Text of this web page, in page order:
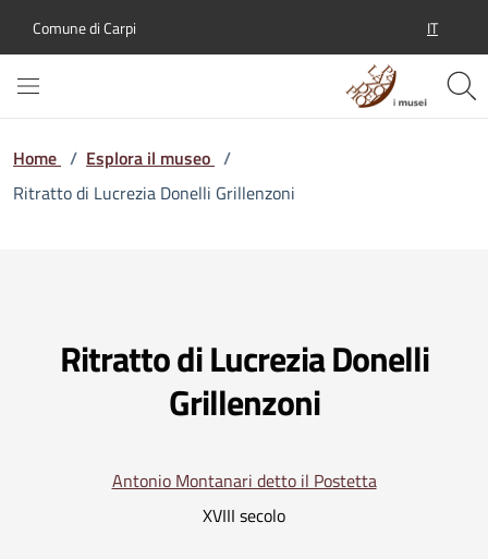
Comune di Carpi IT
Home / Esplora il museo /
Ritratto di Lucrezia Donelli Grillenzoni
Ritratto di Lucrezia Donelli
Grillenzoni
Antonio Montanari detto il Postetta
XVIII secolo